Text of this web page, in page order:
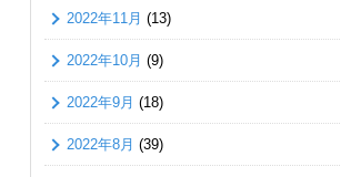
2022年11月 (13)
2022年10月 (9)
2022年9月 (18)
2022年8月 (39)